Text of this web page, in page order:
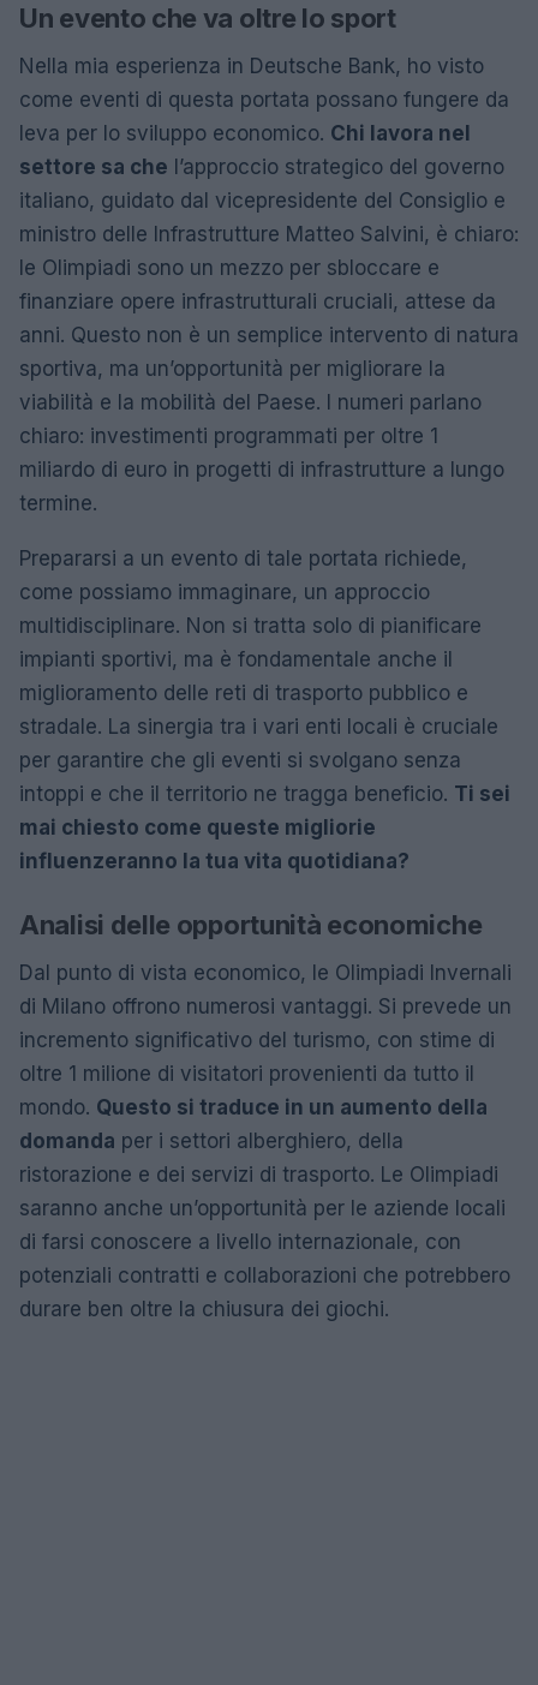
Un evento che va oltre lo sport
Nella mia esperienza in Deutsche Bank, ho visto
come eventi di questa portata possano fungere da
leva per lo sviluppo economico. Chi lavora nel
settore sa che l’approccio strategico del governo
italiano, guidato dal vicepresidente del Consiglio e
ministro delle Infrastrutture Matteo Salvini, è chiaro:
le Olimpiadi sono un mezzo per sbloccare e
finanziare opere infrastrutturali cruciali, attese da
anni. Questo non è un semplice intervento di natura
sportiva, ma un’opportunità per migliorare la
viabilità e la mobilità del Paese. I numeri parlano
chiaro: investimenti programmati per oltre 1
miliardo di euro in progetti di infrastrutture a lungo
termine.
Prepararsi a un evento di tale portata richiede,
come possiamo immaginare, un approccio
multidisciplinare. Non si tratta solo di pianificare
impianti sportivi, ma è fondamentale anche il
miglioramento delle reti di trasporto pubblico e
stradale. La sinergia tra i vari enti locali è cruciale
per garantire che gli eventi si svolgano senza
intoppi e che il territorio ne tragga beneficio. Ti sei
mai chiesto come queste migliorie
influenzeranno la tua vita quotidiana?
Analisi delle opportunità economiche
Dal punto di vista economico, le Olimpiadi Invernali
di Milano offrono numerosi vantaggi. Si prevede un
incremento significativo del turismo, con stime di
oltre 1 milione di visitatori provenienti da tutto il
mondo. Questo si traduce in un aumento della
domanda per i settori alberghiero, della
ristorazione e dei servizi di trasporto. Le Olimpiadi
saranno anche un’opportunità per le aziende locali
di farsi conoscere a livello internazionale, con
potenziali contratti e collaborazioni che potrebbero
durare ben oltre la chiusura dei giochi.